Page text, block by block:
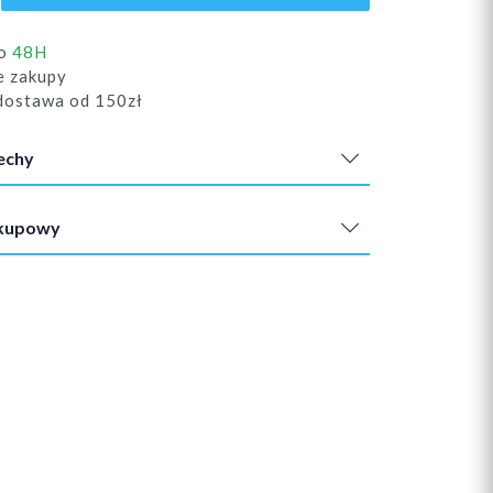
48H
zakupy
od 150zł